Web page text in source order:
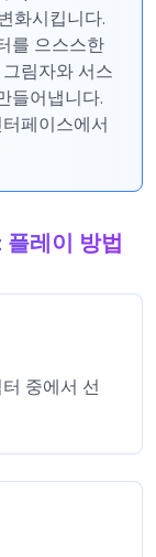
화시킵니다.
를 으스스한
림자와 서스
들어냅니다.
페이스에서
레이 방법
중에서 선